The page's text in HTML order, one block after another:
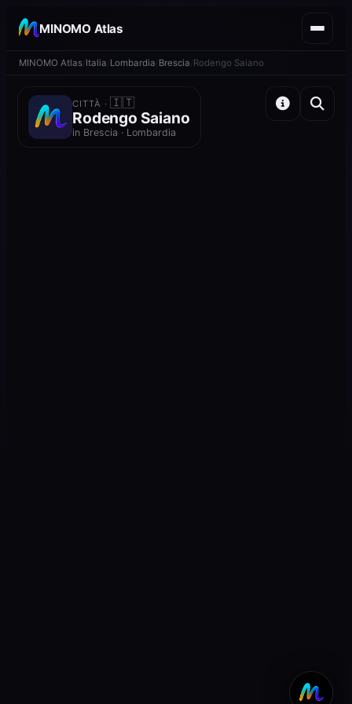
MINOMO Atlas
MINOMO Atlas Italia Lombardia Brescia Rodengo Saiano
CITTÀ ·🇮🇹
Rodengo Saiano
in Brescia · Lombardia